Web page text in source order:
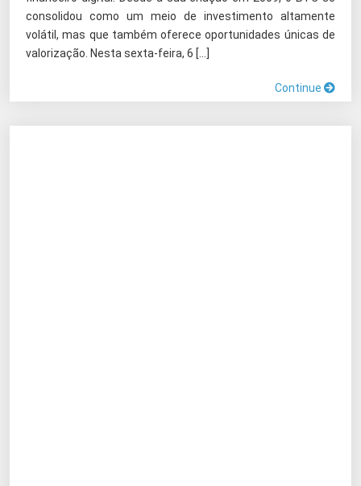
consolidou como um meio de investimento altamente
volátil, mas que também oferece oportunidades únicas de
valorização. Nesta sexta-feira, 6 […]
Continue